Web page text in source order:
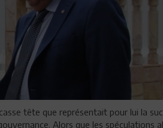
tête que représentait pour lui la
Alors que les spéculations